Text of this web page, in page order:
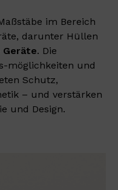
im Bereich
darunter Hüllen
Geräte. Die
möglichkeiten und
Schutz,
– und verstärken
und Design.